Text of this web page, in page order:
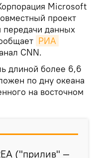
Microsoft
проект
передачи данных
РИА
CNN.
длиной более 6,6
по дну океана
на восточном
("прилив" —